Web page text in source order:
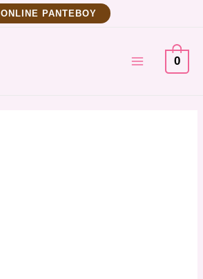
ΟNLINE ΡΑΝΤΕΒΟΥ
MENU
0